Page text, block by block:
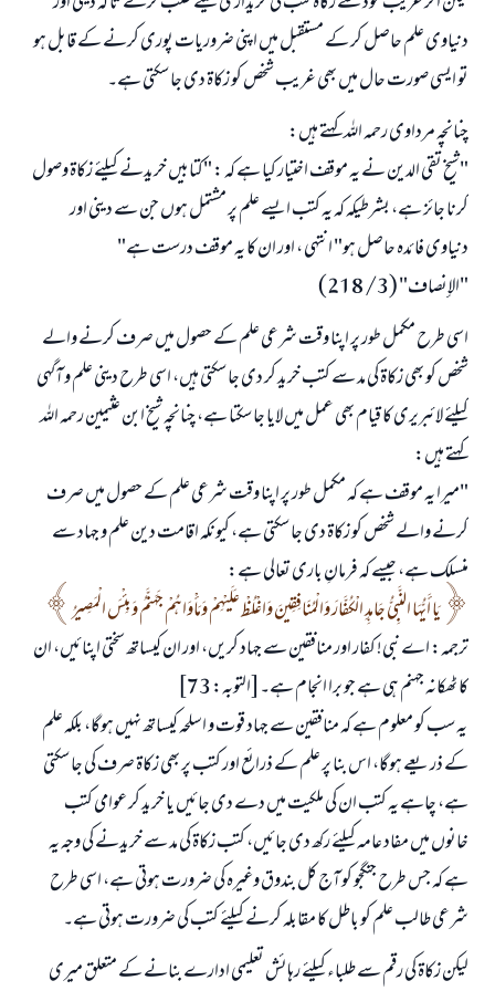
دنیاوی علم حاصل کر کے مستقبل میں اپنی ضروریات پوری کرنے کے قابل ہو
تو ایسی صورت حال میں بھی غریب شخص کو زکاۃ دی جا سکتی ہے۔
چنانچہ مرداوی رحمہ اللہ کہتے ہیں:
"شیخ تقی الدین نے یہ موقف اختیار کیا ہے کہ : "کتابیں خریدنے کیلئے زکاۃ وصول
کرنا جائز ہے، بشرطیکہ کہ یہ کتب ایسے علم پر مشتمل ہوں جن سے دینی اور
دنیاوی فائدہ حاصل ہو" انتہی ، اور ان کا یہ موقف درست ہے"
"الإنصاف" (3/ 218)
اسی طرح مکمل طور پر اپنا وقت شرعی علم کے حصول میں صرف کرنے والے
شخص کو بھی زکاۃ کی مد سے کتب خرید کر دی جا سکتی ہیں، اسی طرح دینی علم و آگہی
کیلئے لائبریری کا قیام بھی عمل میں لایا جا سکتا ہے، چنانچہ شیخ ابن عثیمین رحمہ اللہ
کہتے ہیں:
"میرا یہ موقف ہے کہ مکمل طور پر اپنا وقت شرعی علم کے حصول میں صرف
کرنے والے شخص کو زکاۃ دی جا سکتی ہے، کیونکہ اقامت دین علم و جہاد سے
منسلک ہے، جیسے کہ فرمانِ باری تعالی ہے:
يَا أَيُّهَا النَّبِيُّ جَاهِدِ الْكُفَّارَ وَالْمُنَافِقِينَ وَاغْلُظْ عَلَيْهِمْ وَمَأْوَاهُمْ جَهَنَّمُ وَبِئْسَ الْمَصِيرُ
ترجمہ: اے نبی! کفار اور منافقین سے جہاد کریں، اور ان کیساتھ سختی اپنائیں، ان
کا ٹھکانہ جہنم ہی ہے جو برا انجام ہے۔[التوبہ: 73]
یہ سب کو معلوم ہے کہ منافقین سے جہاد قوت و اسلحہ کیساتھ نہیں ہوگا، بلکہ علم
کے ذریعے ہوگا، اس بنا پر علم کے ذرائع اور کتب پر بھی زکاۃ صرف کی جا سکتی
ہے، چاہے یہ کتب ان کی ملکیت میں دے دی جائیں یا خرید کر عوامی کتب
خانوں میں مفاد عامہ کیلئے رکھ دی جائیں، کتب زکاۃ کی مد سے خریدنے کی وجہ یہ
ہے کہ جس طرح جنگجو کو آج کل بندوق وغیرہ کی ضرورت ہوتی ہے، اسی طرح
شرعی طالب علم کو باطل کا مقابلہ کرنے کیلئے کتب کی ضرورت ہوتی ہے۔
لیکن زکاۃ کی رقم سے طلباء کیلئے رہائش تعلیمی ادارے بنانے کے متعلق میری